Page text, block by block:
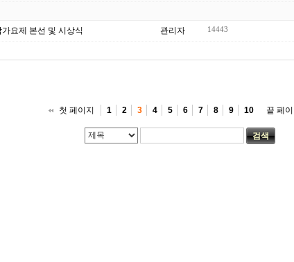
요제 본선 및 시상식 관리자 14443
첫 페이지 1 2 3 4 5 6 7 8 9 10 끝 페
검색